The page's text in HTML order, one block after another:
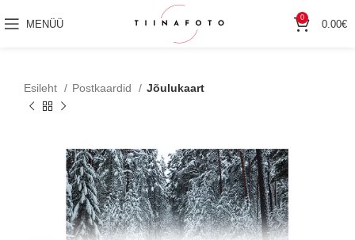
MENÜÜ
0
0.00€
Esileht Postkaardid Jõulukaart